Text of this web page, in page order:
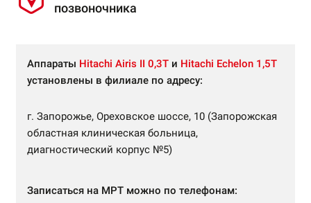
позвоночника
Аппараты Hitachi Airis II 0,3Т и Hitachi Echelon 1,5Т
установлены в филиале по адресу:
г. Запорожье, Ореховское шоссе, 10 (Запорожская
областная клиническая больница,
диагностический корпус №5)
Записаться на МРТ можно по телефонам: